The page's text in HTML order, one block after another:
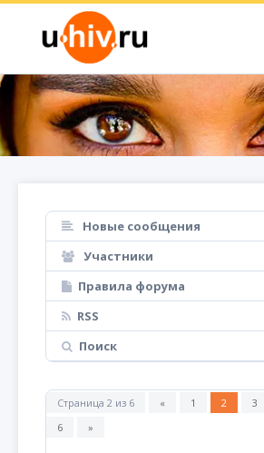
Новые сообщения
Участники
Правила форума
RSS
Поиск
Страница 2 из 6 « 1 2 3
6
»